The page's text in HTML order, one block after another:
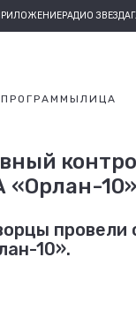
РАДИО ЗВЕЗДА
ПРОГРАММЫ ЛИЦА
«Орлан-10»
провели
10».